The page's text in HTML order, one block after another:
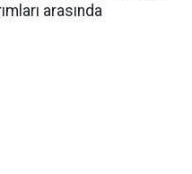
arasında